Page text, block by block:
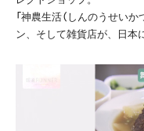
「神農生活（しんのうせい
ン、そして雑貨店が、日本